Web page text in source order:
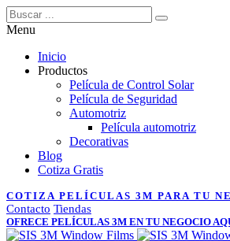
Menu
Inicio
Productos
Película de Control Solar
Película de Seguridad
Automotriz
Película automotriz
Decorativas
Blog
Cotiza Gratis
COTIZA PELÍCULAS 3M PARA TU
Contacto Tiendas
OFRECE PELÍCULAS 3M EN TU NEGOCIO